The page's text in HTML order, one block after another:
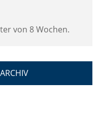
von 8 Wochen.